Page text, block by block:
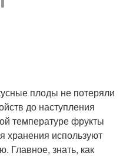
плоды не потеряли
до наступления
температуре фрукты
хранения используют
Главное, знать, как